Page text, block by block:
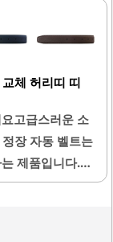
인 착용감을
잘 어울립니다.
타일을 선택할
경제적인 선택
캐주얼한 의상
습니다.바느질
에도 변형이 적
하게 이루어져..
체 허리띠 띠
고급스러운 소
장 자동 벨트는
제품입니다.
어나며, 부드러